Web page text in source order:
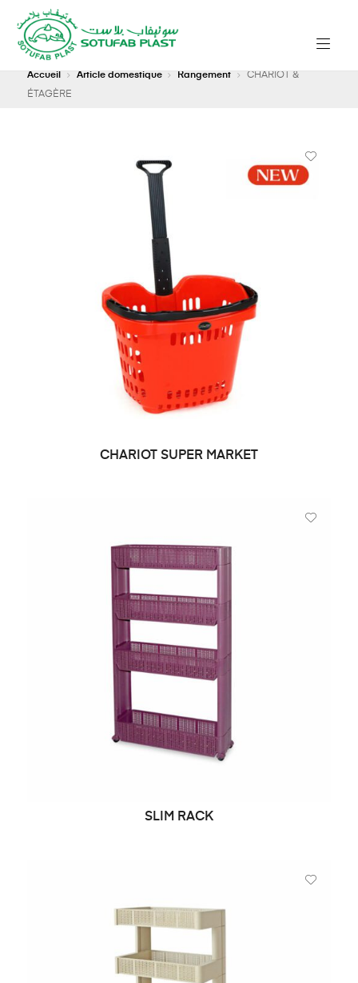
Accueil Article domestique Rangement
CHARIOT &
ÉTAGÈRE
CHARIOT SUPER MARKET
SLIM RACK